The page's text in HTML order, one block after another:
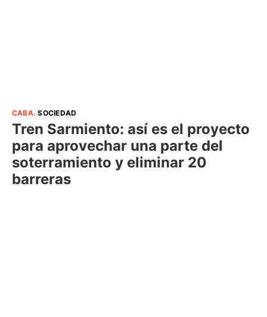
CABA.SOCIEDAD
Tren Sarmiento: así es el proyecto
para aprovechar una parte del
soterramiento y eliminar 20
barreras